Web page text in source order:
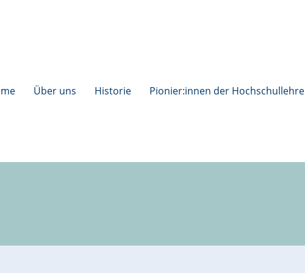
Über uns Historie Pionier:innen der Hochschullehre